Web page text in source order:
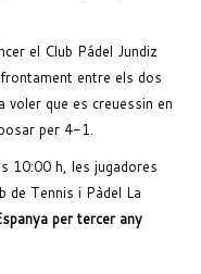
el Club Pádel Jundiz
entre els dos
voler que es creuessin en
per 4-1.
10:00 h, les jugadores
de Tennis i Pàdel La
per tercer any